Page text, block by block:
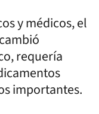
y médicos, el
requería
importantes.